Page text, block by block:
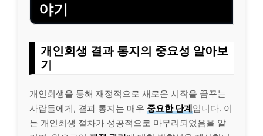
야기
개인회생 결과 통지의 중요성 알아보
기
개인회생을 통해 재정적으로 새로운 시작을 꿈꾸는
사람들에게, 결과 통지는 매우 중요한 단계입니다. 이
는 개인회생 절차가 성공적으로 마무리되었음을 알